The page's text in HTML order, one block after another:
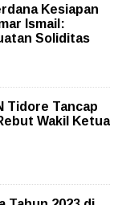
Kesiapan
Ismail:
Soliditas
Tidore Tancap
Wakil Ketua